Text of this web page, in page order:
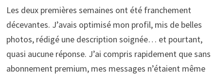
Les deux premières semaines ont été franchement
décevantes. J’avais optimisé mon profil, mis de belles
photos, rédigé une description soignée… et pourtant,
quasi aucune réponse. J’ai compris rapidement que sans
abonnement premium, mes messages n’étaient même